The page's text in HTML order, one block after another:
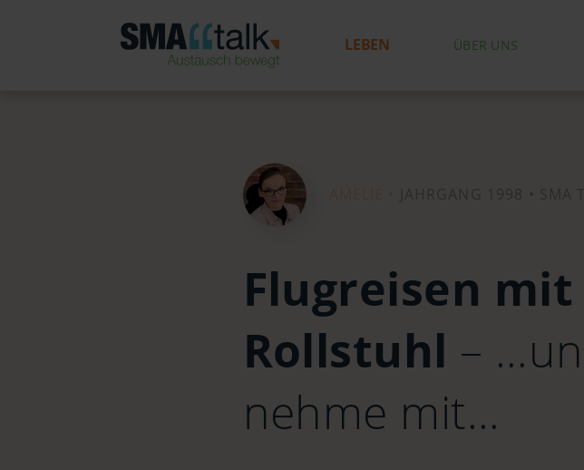
LEBEN ÜBER UNS
Flugreisen mit
Rollstuhl –
nehme mit…